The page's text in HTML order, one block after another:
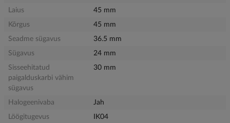
Laius
45 mm
Kõrgus
45 mm
Seadme sügavus
36.5 mm
Sügavus
24 mm
Sisseehitatud
paigalduskarbi vähim
sügavus
30 mm
Halogeenivaba
Jah
Löögitugevus
IK04